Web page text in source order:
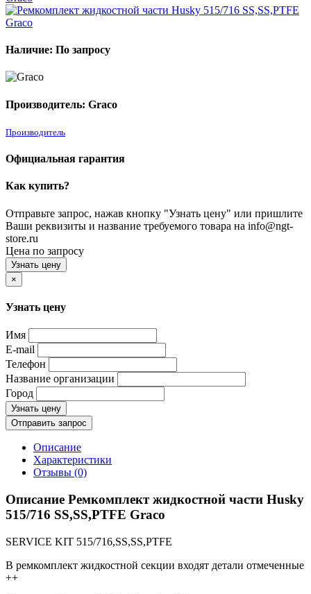
Наличие: По запросу
Производитель: Graco
Производитель
Официальная гарантия
Как купить?
Отправьте запрос, нажав кнопку "Узнать цену" или пришлите
Ваши реквизиты и название требуемого товара на info@ngt-
store.ru
Цена по запросу
Узнать цену
×
Узнать цену
Имя
E-mail
Телефон
Название организации
Город
Узнать цену
Отправить запрос
Описание
Характеристики
Отзывы (0)
Описание Ремкомплект жидкостной части Husky
515/716 SS,SS,PTFE Graco
SERVICE KIT 515/716,SS,SS,PTFE
В ремкомплект жидкостной секции входят детали отмеченные
++